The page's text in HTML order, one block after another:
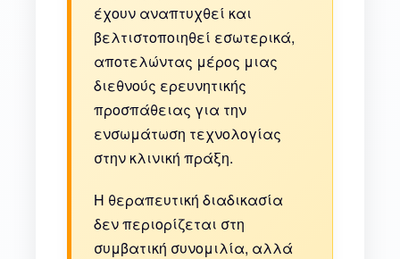
έχουν αναπτυχθεί και
βελτιστοποιηθεί εσωτερικά,
αποτελώντας μέρος μιας
διεθνούς ερευνητικής
προσπάθειας για την
ενσωμάτωση τεχνολογίας
στην κλινική πράξη.
Η θεραπευτική διαδικασία
δεν περιορίζεται στη
συμβατική συνομιλία, αλλά